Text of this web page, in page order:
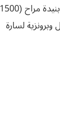
الطويل وبرونزية لسارة